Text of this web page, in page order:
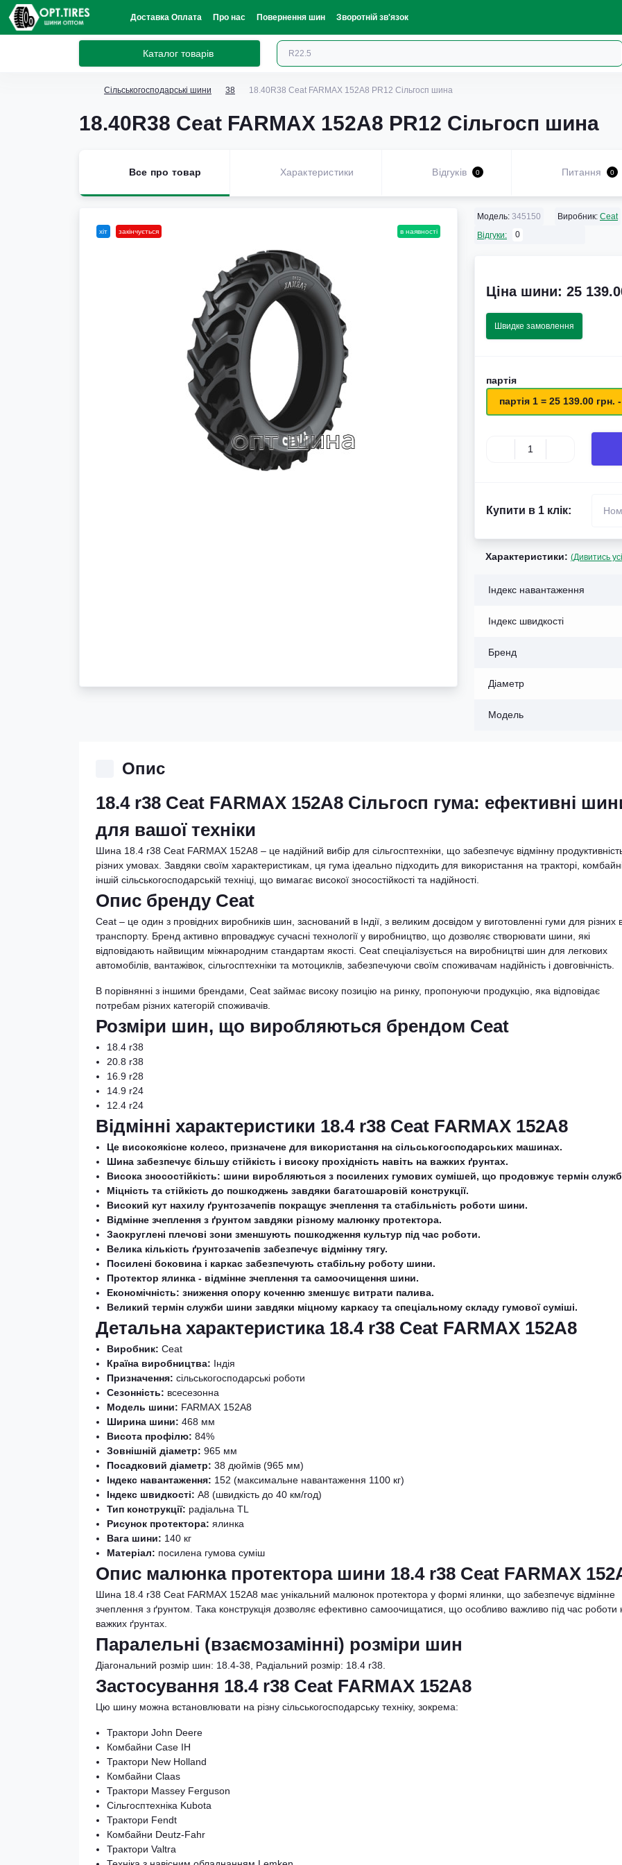
Доставка Оплата Про нас Повернення шин Зворотній зв'язок
Каталог товарів
Сільськогосподарські шини 38 18.40R38 Ceat FARMAX 152A8 PR12 Сільгосп шина
18.40R38 Ceat FARMAX 152A8 PR12 Сільгосп шина
Все про товар Характеристики Відгуків 0 Питання 0
хіт закінчується в наявності
Модель: 345150 Виробник: Ceat
Відгуки:
0
Ціна шини: 25
Швидке замовлення
партія
партія 1 = 25 139.00 грн.
Купити в 1 клік:
Характеристики: (Дивитись
Індекс навантаження
Індекс швидкості
Бренд
Діаметр
Модель
Опис
18.4 r38 Ceat FARMAX 152A8 Сільгосп гума: ефективні
для вашої техніки
Шина 18.4 r38 Ceat FARMAX 152A8 – це надійний вибір для сільгосптехніки, що забезпечує відмінну
різних умовах. Завдяки своїм характеристикам, ця гума ідеально підходить для використання на тракторі,
іншій сільськогосподарській техніці, що вимагає високої зносостійкості та надійності.
Опис бренду Ceat
Ceat – це один з провідних виробників шин, заснований в Індії, з великим досвідом у виготовленні гуми для різних
транспорту. Бренд активно впроваджує сучасні технології у виробництво, що дозволяє створювати шини, які
відповідають найвищим міжнародним стандартам якості. Ceat спеціалізується на виробництві шин для легкових
автомобілів, вантажівок, сільгосптехніки та мотоциклів, забезпечуючи своїм споживачам надійність і довговічність.
В порівнянні з іншими брендами, Ceat займає високу позицію на ринку, пропонуючи продукцію, яка відповідає
потребам різних категорій споживачів.
Розміри шин, що виробляються брендом Ceat
18.4 r38
20.8 r38
16.9 r28
14.9 r24
12.4 r24
Відмінні характеристики 18.4 r38 Ceat FARMAX 152A8
Це високоякісне колесо, призначене для використання на сільськогосподарських машинах.
Шина забезпечує більшу стійкість і високу прохідність навіть на важких ґрунтах.
Висока зносостійкість: шини виробляються з посилених гумових сумішей, що продовжує термін
Міцність та стійкість до пошкоджень завдяки багатошаровій конструкції.
Високий кут нахилу ґрунтозачепів покращує зчеплення та стабільність роботи шини.
Відмінне зчеплення з ґрунтом завдяки різному малюнку протектора.
Заокруглені плечові зони зменшують пошкодження культур під час роботи.
Велика кількість ґрунтозачепів забезпечує відмінну тягу.
Посилені боковина і каркас забезпечують стабільну роботу шини.
Протектор ялинка - відмінне зчеплення та самоочищення шини.
Економічність: зниження опору коченню зменшує витрати палива.
Великий термін служби шини завдяки міцному каркасу та спеціальному складу гумової суміші.
Детальна характеристика 18.4 r38 Ceat FARMAX 152A8
Виробник: Ceat
Країна виробництва: Індія
Призначення: сільськогосподарські роботи
Сезонність: всесезонна
Модель шини: FARMAX 152A8
Ширина шини: 468 мм
Висота профілю: 84%
Зовнішній діаметр: 965 мм
Посадковий діаметр: 38 дюймів (965 мм)
Індекс навантаження: 152 (максимальне навантаження 1100 кг)
Індекс швидкості: A8 (швидкість до 40 км/год)
Тип конструкції: радіальна TL
Рисунок протектора: ялинка
Вага шини: 140 кг
Матеріал: посилена гумова суміш
Опис малюнка протектора шини 18.4 r38 Ceat FARMAX
Шина 18.4 r38 Ceat FARMAX 152A8 має унікальний малюнок протектора у формі ялинки, що забезпечує відмінне
зчеплення з ґрунтом. Така конструкція дозволяє ефективно самоочищатися, що особливо важливо під час роботи
важких ґрунтах.
Паралельні (взаємозамінні) розміри шин
Діагональний розмір шин: 18.4-38, Радіальний розмір: 18.4 r38.
Застосування 18.4 r38 Ceat FARMAX 152A8
Цю шину можна встановлювати на різну сільськогосподарську техніку, зокрема:
Трактори John Deere
Комбайни Case IH
Трактори New Holland
Комбайни Claas
Трактори Massey Ferguson
Сільгосптехніка Kubota
Трактори Fendt
Комбайни Deutz-Fahr
Трактори Valtra